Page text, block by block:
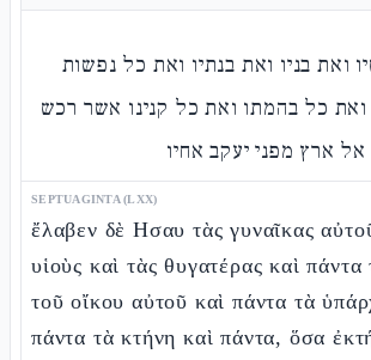
ואת בניו ואת בנתיו ואת כל נפשות
ואת כל בהמתו ואת כל קנינו אשר רכש
ארץ מפני יעקב אחיו
SEPTUAGINTA (LXX)
ἔλαβεν δὲ Ησαυ τὰς γυναῖκας
υἱοὺς καὶ τὰς θυγατέρας καὶ
τοῦ οἴκου αὐτοῦ καὶ πάντα τὰ
πάντα τὰ κτήνη καὶ πάντα, ὅσα